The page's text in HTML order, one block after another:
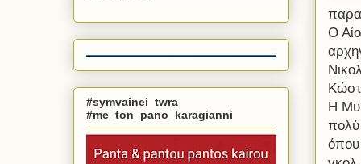
Ο
Η
πολύ
όπου
#symvainei_twra
#me_ton_pano_karagianni